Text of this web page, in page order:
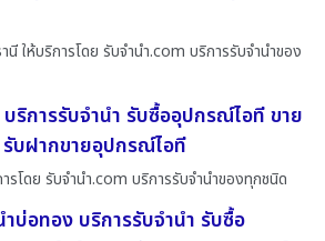
ให้บริการโดย รับจํานํา.com บริการรับจำนำของ
ริการรับจำนำ รับซื้ออุปกรณ์ไอที ขาย
บฝากขายอุปกรณ์ไอที
รโดย รับจํานํา.com บริการรับจำนำของทุกชนิด
บ่อทอง บริการรับจำนำ รับซื้อ